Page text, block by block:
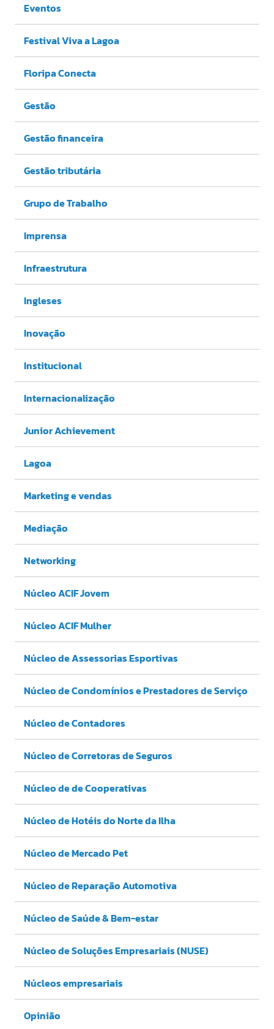
Eventos
Festival Viva a Lagoa
Floripa Conecta
Gestão
Gestão financeira
Gestão tributária
Grupo de Trabalho
Imprensa
Infraestrutura
Ingleses
Inovação
Institucional
Internacionalização
Junior Achievement
Lagoa
Marketing e vendas
Mediação
Networking
Núcleo ACIF Jovem
Núcleo ACIF Mulher
Núcleo de Assessorias Esportivas
Núcleo de Condomínios e Prestadores de Serviço
Núcleo de Contadores
Núcleo de Corretoras de Seguros
Núcleo de de Cooperativas
Núcleo de Hotéis do Norte da Ilha
Núcleo de Mercado Pet
Núcleo de Reparação Automotiva
Núcleo de Saúde & Bem-estar
Núcleo de Soluções Empresariais (NUSE)
Núcleos empresariais
Opinião